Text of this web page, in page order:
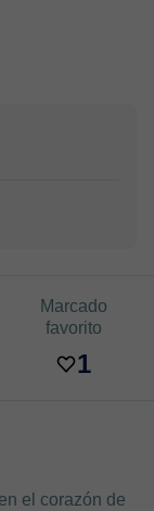
Marcado
favorito
1
el corazón de